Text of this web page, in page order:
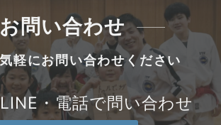
お問い合わせ
軽にお問い合わせください
・電話で問い合わせ